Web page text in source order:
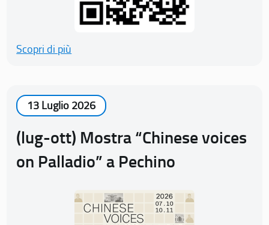
Scopri di più
13 Luglio 2026
(lug-ott) Mostra “Chinese voices
on Palladio” a Pechino